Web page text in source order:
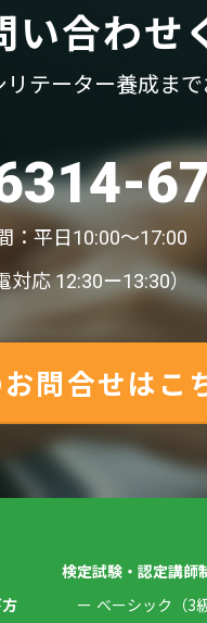
い合わせ
テーター養成まで
：平日10:00〜17:00
対応 12:30ー13:30）
問合せはこ
検定試験・認定講師
ベーシック（3